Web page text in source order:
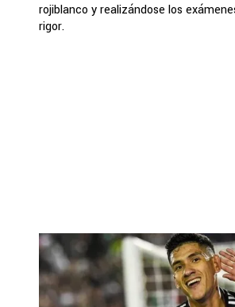
rojiblanco y realizándose los
rigor.